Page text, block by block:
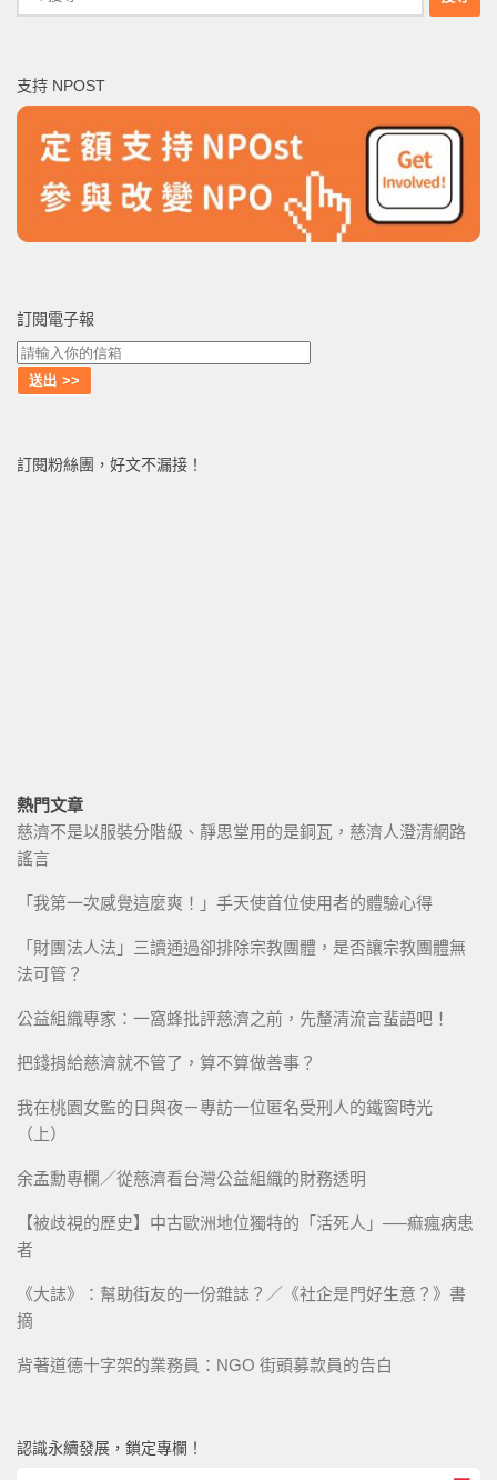
尋
字:
支持 NPOST
訂閱電子報
訂閱粉絲團，好文不漏接！
熱門文章
慈濟不是以服裝分階級、靜思堂用的是銅瓦，慈濟人澄清網路
謠言
「我第一次感覺這麼爽！」手天使首位使用者的體驗心得
「財團法人法」三讀通過卻排除宗教團體，是否讓宗教團體無
法可管？
公益組織專家：一窩蜂批評慈濟之前，先釐清流言蜚語吧！
把錢捐給慈濟就不管了，算不算做善事？
我在桃園女監的日與夜－專訪一位匿名受刑人的鐵窗時光
（上）
余孟勳專欄／從慈濟看台灣公益組織的財務透明
【被歧視的歷史】中古歐洲地位獨特的「活死人」──痲瘋病患
者
《大誌》：幫助街友的一份雜誌？／《社企是門好生意？》書
摘
背著道德十字架的業務員：NGO 街頭募款員的告白
認識永續發展，鎖定專欄！